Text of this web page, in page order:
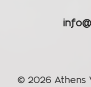
© 2026 Athens